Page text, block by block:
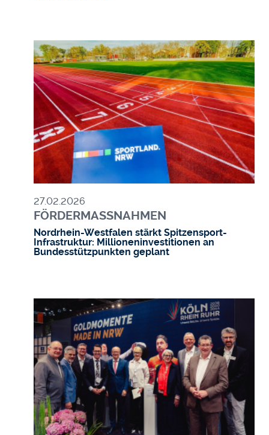
Bild
27.02.2026
FÖRDERMASSNAHMEN
Nordrhein-Westfalen stärkt Spitzensport-
Infrastruktur: Millioneninvestitionen an
Bundesstützpunkten geplant
Bild